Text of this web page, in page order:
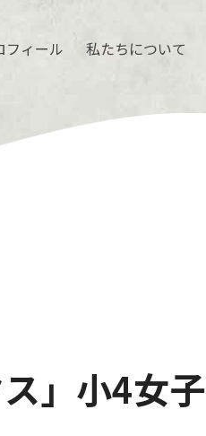
フィール 私たちについて
」小4女子